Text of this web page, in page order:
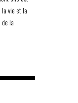
vie et la
la